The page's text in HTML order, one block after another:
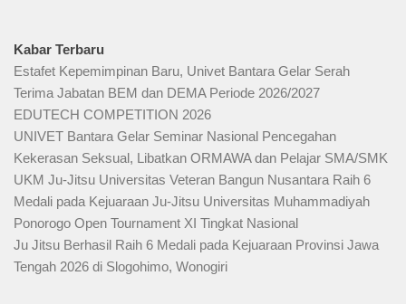
Kabar Terbaru
Estafet Kepemimpinan Baru, Univet Bantara Gelar Serah
Terima Jabatan BEM dan DEMA Periode 2026/2027
EDUTECH COMPETITION 2026
UNIVET Bantara Gelar Seminar Nasional Pencegahan
Kekerasan Seksual, Libatkan ORMAWA dan Pelajar SMA/SMK
UKM Ju-Jitsu Universitas Veteran Bangun Nusantara Raih 6
Medali pada Kejuaraan Ju-Jitsu Universitas Muhammadiyah
Ponorogo Open Tournament XI Tingkat Nasional
Ju Jitsu Berhasil Raih 6 Medali pada Kejuaraan Provinsi Jawa
Tengah 2026 di Slogohimo, Wonogiri